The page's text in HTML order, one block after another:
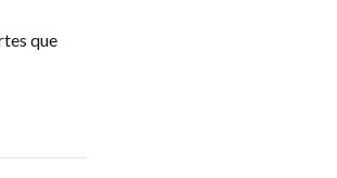
que